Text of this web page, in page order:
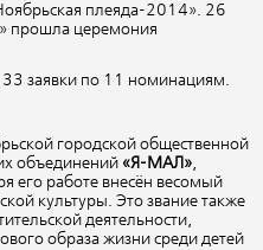
плеяда-2014». 26
прошла церемония
33 заявки по 11 номинациям.
городской общественной
объединений «Я-МАЛ»,
его работе внесён весомый
культуры. Это звание также
деятельности,
образа жизни среди детей